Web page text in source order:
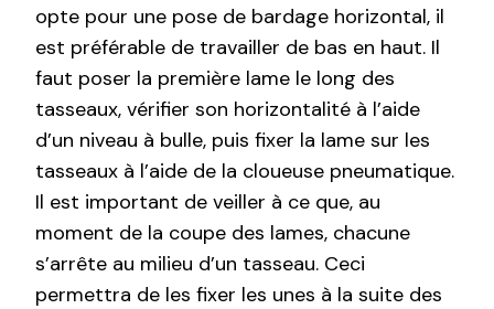
opte pour une pose de bardage horizontal, il
est préférable de travailler de bas en haut. Il
faut poser la première lame le long des
tasseaux, vérifier son horizontalité à l’aide
d’un niveau à bulle, puis fixer la lame sur les
tasseaux à l’aide de la cloueuse pneumatique.
Il est important de veiller à ce que, au
moment de la coupe des lames, chacune
s’arrête au milieu d’un tasseau. Ceci
permettra de les fixer les unes à la suite des